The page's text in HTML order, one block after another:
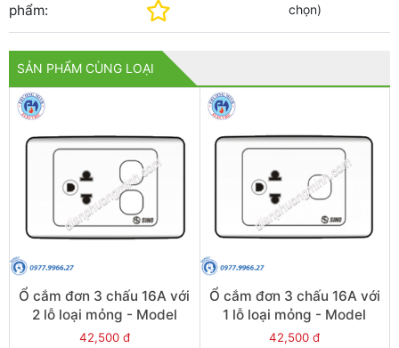
phẩm: chọn)
SẢN PHẨM CÙNG LOẠI
Ổ cắm đơn 3 chấu 16A với
2 lỗ loại mỏng - Model
S9MUEXX
42,500 đ
Ổ cắm đơn 3 chấu 16A với
1 lỗ loại mỏng - Model
S9MUEX
42,500 đ